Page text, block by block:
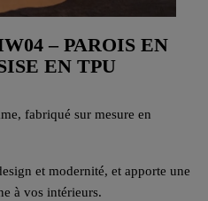
– PAROIS EN
EN TPU
fabriqué sur mesure en
et modernité, et apporte une
à vos intérieurs.